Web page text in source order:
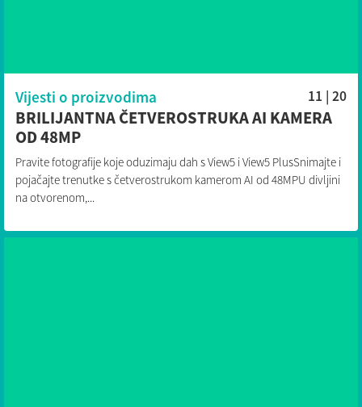
Vijesti o proizvodima 11 | 20
BRILIJANTNA ČETVEROSTRUKA AI KAMERA
OD 48MP
Pravite fotografije koje oduzimaju dah s View5 i View5 PlusSnimajte i
pojačajte trenutke s četverostrukom kamerom AI od 48MPU divljini
na otvorenom,...